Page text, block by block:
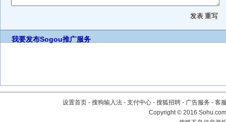
我要发布Sogou推广服务
设置首页 - 搜狗输入法 - 支付中心 - 搜狐招聘 - 广告服务 - 客
Copyright©2016